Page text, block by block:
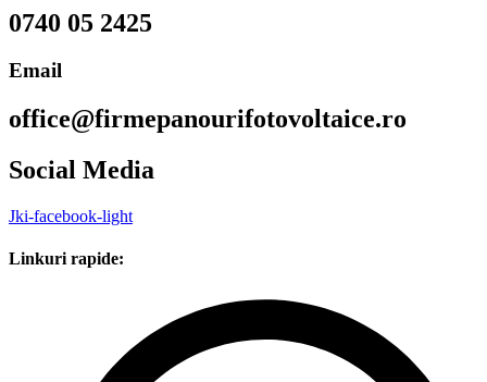
0740 05 2425
Email
office@firmepanourifotovoltaice.ro
Social Media
Jki-facebook-light
Linkuri rapide: